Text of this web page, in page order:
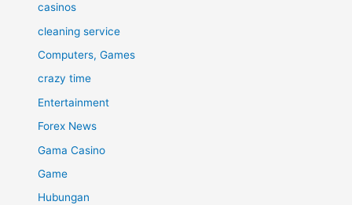
casinos
cleaning service
Computers, Games
crazy time
Entertainment
Forex News
Gama Casino
Game
Hubungan